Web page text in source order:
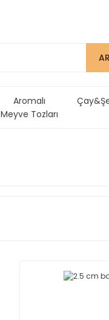
Aromalı
Meyve Tozları